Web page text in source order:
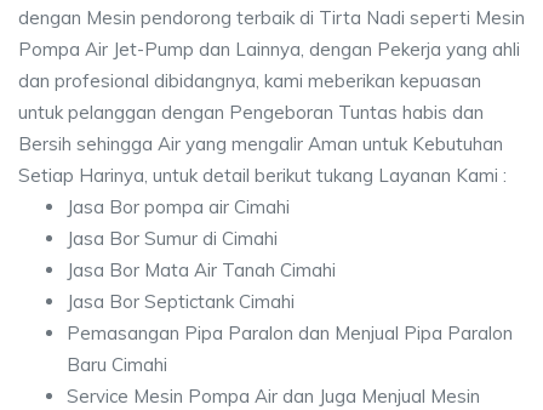
dengan Mesin pendorong terbaik di Tirta Nadi seperti Mesin
Pompa Air Jet-Pump dan Lainnya, dengan Pekerja yang ahli
dan profesional dibidangnya, kami meberikan kepuasan
untuk pelanggan dengan Pengeboran Tuntas habis dan
Bersih sehingga Air yang mengalir Aman untuk Kebutuhan
Setiap Harinya, untuk detail berikut tukang Layanan Kami :
Jasa Bor pompa air Cimahi
Jasa Bor Sumur di Cimahi
Jasa Bor Mata Air Tanah Cimahi
Jasa Bor Septictank Cimahi
Pemasangan Pipa Paralon dan Menjual Pipa Paralon
Baru Cimahi
Service Mesin Pompa Air dan Juga Menjual Mesin